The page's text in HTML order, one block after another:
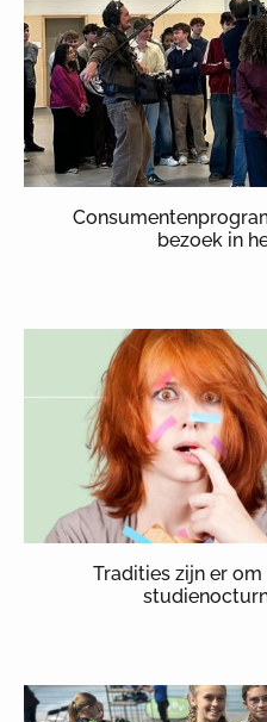
bezoek in
Tradities zijn er